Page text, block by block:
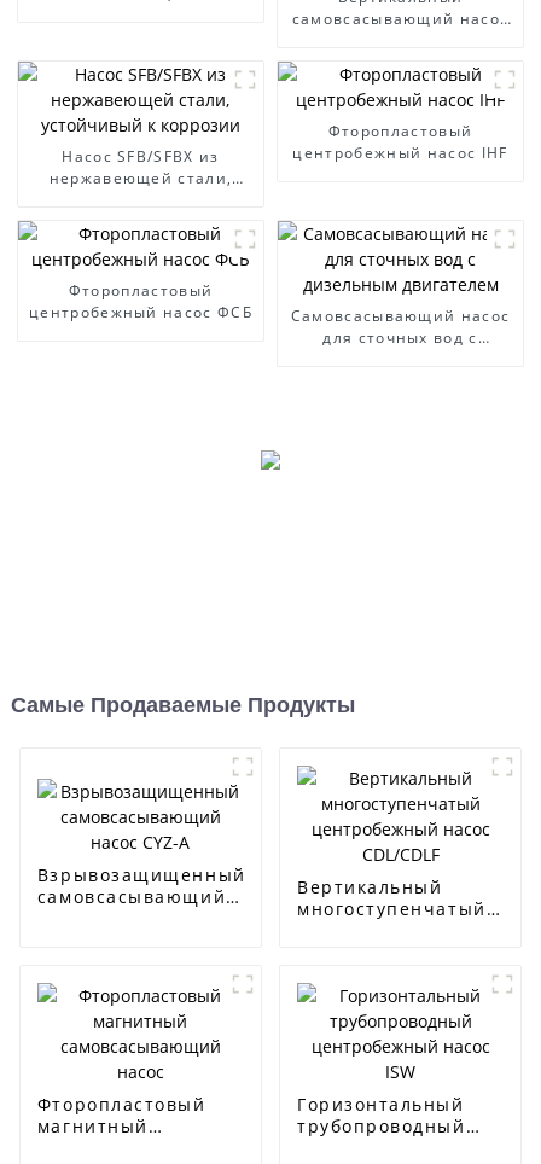
самовсасывающий насос
Насос SFB/SFBX из
нержавеющей стали,
Фторопластовый
центробежный насос IHF
Фторопластовый
центробежный насос ФСБ
Самовсасывающий насос
для сточных вод с
Самые Продаваемые Продукты
Взрывозащищенный
самовсасывающий
Вертикальный
многоступенчатый
Фторопластовый
магнитный
Горизонтальный
трубопроводный